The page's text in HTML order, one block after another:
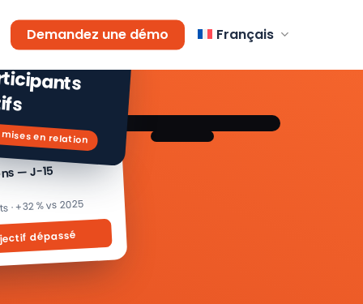
Demandez une démo Français
— J-15
· +32 % vs 2025
dépassé
de
mises en relation